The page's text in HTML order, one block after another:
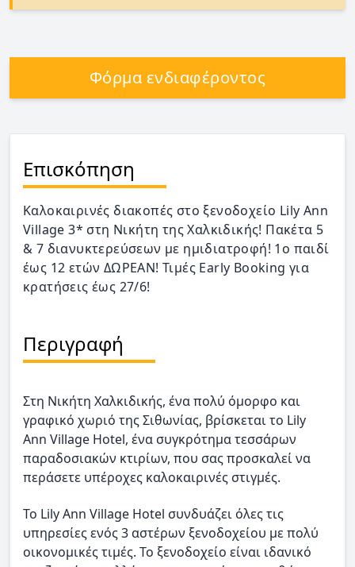
Φόρμα ενδιαφέροντος
Επισκόπηση
Καλοκαιρινές διακοπές στο ξενοδοχείο Lily Ann
Village 3* στη Νικήτη της Χαλκιδικής! Πακέτα 5
& 7 διανυκτερεύσεων με ημιδιατροφή! 1ο παιδί
έως 12 ετών ΔΩΡΕΑΝ! Τιμές Early Booking για
κρατήσεις έως 27/6!
Περιγραφή
Στη Νικήτη Χαλκιδικής, ένα πολύ όμορφο και
γραφικό χωριό της Σιθωνίας, βρίσκεται το Lily
Ann Village Hotel, ένα συγκρότημα τεσσάρων
παραδοσιακών κτιρίων, που σας προσκαλεί να
περάσετε υπέροχες καλοκαιρινές στιγμές.
Το Lily Ann Village Hotel συνδυάζει όλες τις
υπηρεσίες ενός 3 αστέρων ξενοδοχείου με πολύ
οικονομικές τιμές. Το ξενοδοχείο είναι ιδανικό